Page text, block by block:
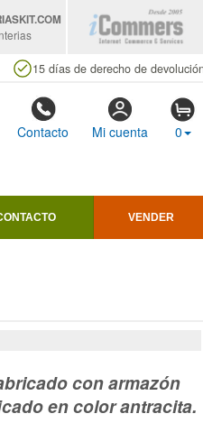
.COM
15 días de derecho de devolución
Contacto Mi cuenta 0
VENDER
con armazón
en color antracita.